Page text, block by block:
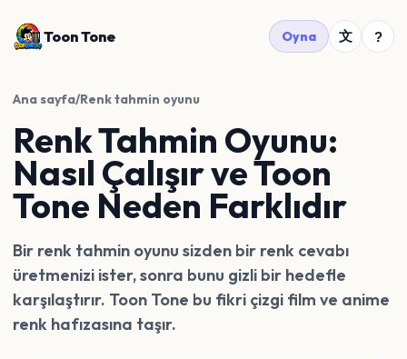
Toon Tone Oyna 文 ?
Ana sayfa/Renk tahmin oyunu
Renk Tahmin Oyunu:
Nasıl Çalışır ve Toon
Tone Neden Farklıdır
Bir renk tahmin oyunu sizden bir renk cevabı
üretmenizi ister, sonra bunu gizli bir hedefle
karşılaştırır. Toon Tone bu fikri çizgi film ve anime
renk hafızasına taşır.